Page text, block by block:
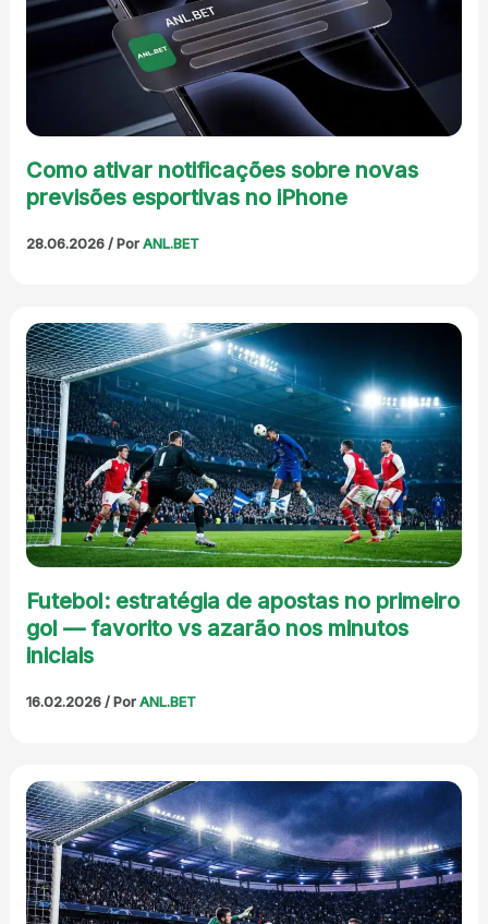
Como ativar notificações sobre novas
previsões esportivas no iPhone
28.06.2026/ PorANL.BET
Futebol: estratégia de apostas no primeiro
gol — favorito vs azarão nos minutos
iniciais
16.02.2026/ PorANL.BET